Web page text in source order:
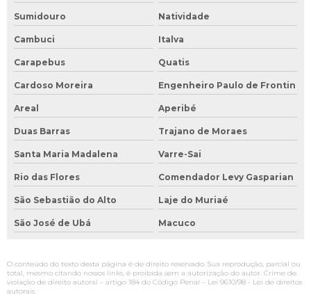
Sumidouro Natividade
Cambuci Italva
Carapebus Quatis
Cardoso Moreira Engenheiro Paulo de Frontin
Areal Aperibé
Duas Barras Trajano de Moraes
Santa Maria Madalena Varre-Sai
Rio das Flores Comendador Levy Gasparian
São Sebastião do Alto Laje do Muriaé
São José de Ubá Macuco
O conteúdo do texto desta página é de direito reservado. Sua reprodução, parcial ou
total, mesmo citando nossos links, é proibida sem a autorização do autor. Crime de
violação de direito autoral – artigo 184 do Código Penal – Lei 9610/98 - Lei de direitos
autorais.